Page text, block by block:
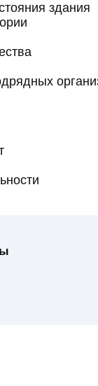
здания